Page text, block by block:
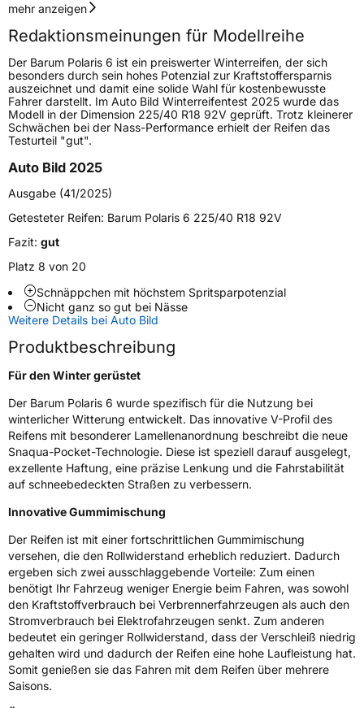
Geschwindigkeitsindex
Höchstgeschwindigkeit
240 km/h
Lastindex 99
Höchstlast775 kg
Gewicht (in kg)11,400 kg
Generelle Merkmale
FahrzeugtypPKW
VerwendungWinterreifen
Modellname
FahrzeugartPKW & SUV
Weitere Eigenschaften
SchlauchtypTL
M+SJa
VerstärktXL
ElektroJa
EU Label
Effizienz
Nasshaftung C
Rollgeräusch (Klasse)
mehr anzeigen
Redaktionsmeinungen für Modellreihe
Der Barum Polaris 6 ist ein preiswerter Winterreifen, der sich
besonders durch sein hohes Potenzial zur Kraftstoffersparnis
auszeichnet und damit eine solide Wahl für kostenbewusste
Fahrer darstellt. Im Auto Bild Winterreifentest 2025 wurde das
Modell in der Dimension 225/40 R18 92V geprüft. Trotz kleinerer
Schwächen bei der Nass-Performance erhielt der Reifen das
Testurteil "gut".
Auto Bild 2025
Ausgabe (41/2025)
Getesteter Reifen: Barum Polaris 6 225/40 R18 92V
Fazit: gut
Platz 8 von 20
Schnäppchen mit höchstem Spritsparpotenzial
Nicht ganz so gut bei Nässe
Weitere Details bei Auto Bild
Produktbeschreibung
Für den Winter gerüstet
Der Barum Polaris 6 wurde spezifisch für die Nutzung bei
winterlicher Witterung entwickelt. Das innovative V-Profil des
Reifens mit besonderer Lamellenanordnung beschreibt die neue
Snaqua-Pocket-Technologie. Diese ist speziell darauf ausgelegt,
exzellente Haftung, eine präzise Lenkung und die Fahrstabilität
auf schneebedeckten Straßen zu verbessern.
Innovative Gummimischung
Der Reifen ist mit einer fortschrittlichen Gummimischung
versehen, die den Rollwiderstand erheblich reduziert. Dadurch
ergeben sich zwei ausschlaggebende Vorteile: Zum einen
benötigt Ihr Fahrzeug weniger Energie beim Fahren, was sowohl
den Kraftstoffverbrauch bei Verbrennerfahrzeugen als auch den
Stromverbrauch bei Elektrofahrzeugen senkt. Zum anderen
bedeutet ein geringer Rollwiderstand, dass der Verschleiß niedrig
gehalten wird und dadurch der Reifen eine hohe Laufleistung hat.
Somit genießen sie das Fahren mit dem Reifen über mehrere
Saisons.